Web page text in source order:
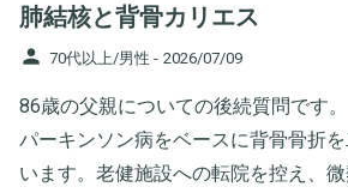
肺結核と背骨カリエス
person 70代以上/男性 - 2026/07/09
86歳の父親についての後続質問です。
パーキンソン病をベースに背骨骨折
います。老健施設への転院を控え、